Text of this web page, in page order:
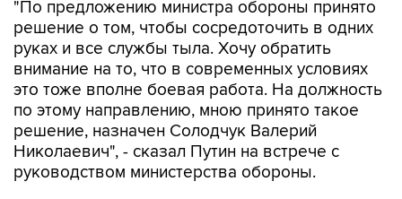
руках и все службы тыла. Хочу обратить
внимание на то, что в современных условиях
это тоже вполне боевая работа. На должность
по этому направлению, мною принято такое
решение, назначен Солодчук Валерий
Николаевич", - сказал Путин на встрече с
руководством министерства обороны.
Во встрече с президентом приняли участие